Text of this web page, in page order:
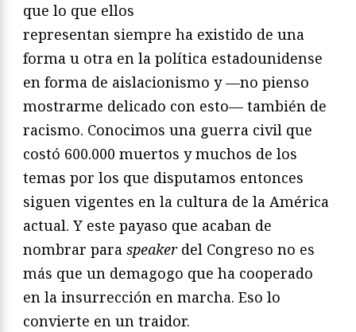
que lo que ellos
representan siempre ha existido de una
forma u otra en la política estadounidense
en forma de aislacionismo y —no pienso
mostrarme delicado con esto— también de
racismo. Conocimos una guerra civil que
costó 600.000 muertos y muchos de los
temas por los que disputamos entonces
siguen vigentes en la cultura de la América
actual. Y este payaso que acaban de
nombrar para speakerdel Congreso no es
más que un demagogo que ha cooperado
en la insurrección en marcha. Eso lo
convierte en un traidor.